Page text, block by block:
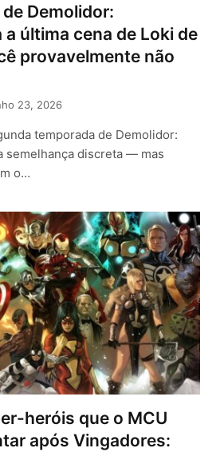
Demolidor:
a última cena de Loki de
provavelmente não
23, 2026
temporada de Demolidor:
semelhança discreta — mas
o…
heróis que o MCU
após Vingadores: